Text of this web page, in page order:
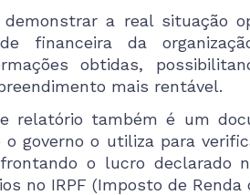
demonstrar a real situação
financeira da
obtidas,
mais rentável.
relatório também é um
o governo o utiliza para
o lucro declarado
no IRPF (Imposto de Renda